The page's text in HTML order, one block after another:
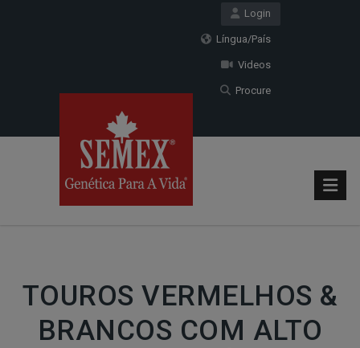
Login
Língua/País
Videos
Procure
TOUROS VERMELHOS &
BRANCOS COM ALTO